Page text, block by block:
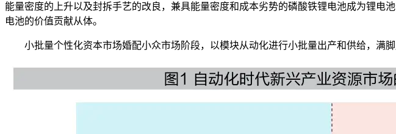
能量密度的上升以及封拆手艺的改良，兼具能量密度和成本劣势的磷酸铁锂电池成为锂
电池的价值贡献从体。
小批量个性化资本市场婚配小众市场阶段，以模块从动化进行小批量出产和供给，满脚